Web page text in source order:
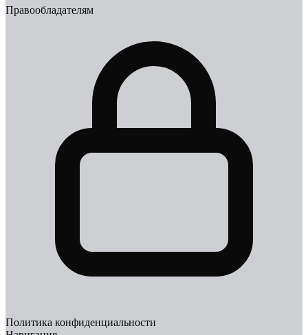
Правообладателям
Политика конфиденциальности